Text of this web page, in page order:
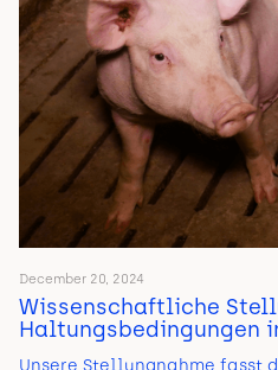
December 20, 2024
Wissenschaftliche
Haltungsbedingungen